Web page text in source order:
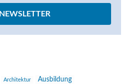
NEWSLETTER
Architektur Ausbildung